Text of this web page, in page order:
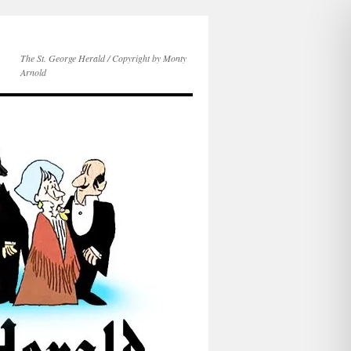
The St. George Herald / Copyright by Monty
Arnold